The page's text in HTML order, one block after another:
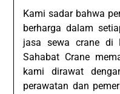
Kami sadar bahwa
berharga dalam
jasa sewa crane di
Sahabat Crane
kami dirawat
perawatan dan